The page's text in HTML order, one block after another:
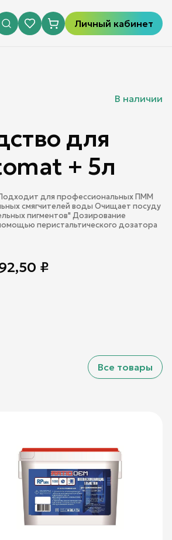
Личный кабинет
В наличии
для
+ 5л
для профессиональных ПММ
смягчителей воды Очищает посуду
пигментов" Дозирование
перистальтического дозатора
₽
Все товары